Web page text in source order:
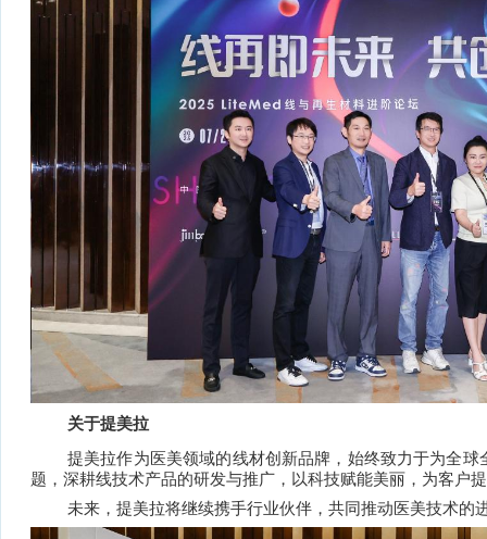
关于提美拉
提美拉作为医美领域的线材创新品牌，始终致力于为全
题，深耕线技术产品的研发与推广，以科技赋能美丽，为客户
未来，提美拉将继续携手行业伙伴，共同推动医美技术的